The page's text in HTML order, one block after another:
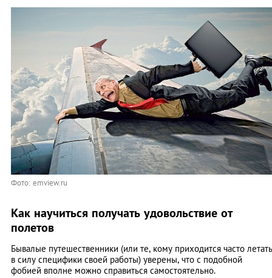
Фото: emview.ru
Как научиться получать удовольствие от
полетов
Бывалые путешественники (или те, кому приходится часто летать
в силу специфики своей работы) уверены, что с подобной
фобией вполне можно справиться самостоятельно.